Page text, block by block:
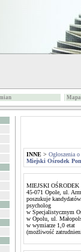
INNE > Ogłoszenia
Miejski Ośrodek
MIEJSKI
45-071 Opole, ul.
poszukuje
psycholog
w Specjalistycznym
w Opolu, ul.
w wymiarze 1,0 etat
(możliwość